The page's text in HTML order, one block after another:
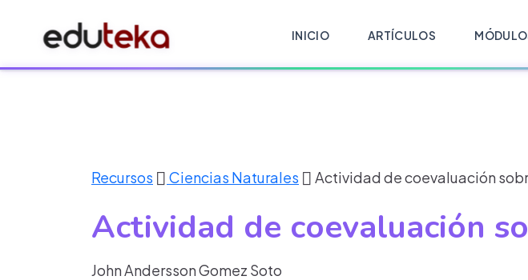
INICIO ARTÍCULOS
Recursos Ciencias Naturales Actividad de coevaluación
Actividad de coevaluación
John Andersson Gomez Soto